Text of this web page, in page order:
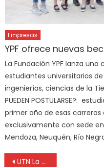
Empresas
YPF ofrece nuevas
La Fundación YPF lanza
estudiantes universitarios
ingenierías, ciencias de la
PUEDEN POSTULARSE?:
primer año de esas
exclusivamente con sede
Mendoza, Neuquén, Río
UTN La Plata: 1° Jornada de Industria y desarrollo sostenible